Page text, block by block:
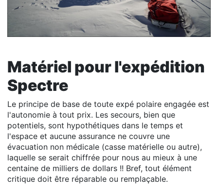
Matériel pour l'expédition
Spectre
Le principe de base de toute expé polaire engagée est
l'autonomie à tout prix. Les secours, bien que
potentiels, sont hypothétiques dans le temps et
l'espace et aucune assurance ne couvre une
évacuation non médicale (casse matérielle ou autre),
laquelle se serait chiffrée pour nous au mieux à une
centaine de milliers de dollars !! Bref, tout élément
critique doit être réparable ou remplaçable.